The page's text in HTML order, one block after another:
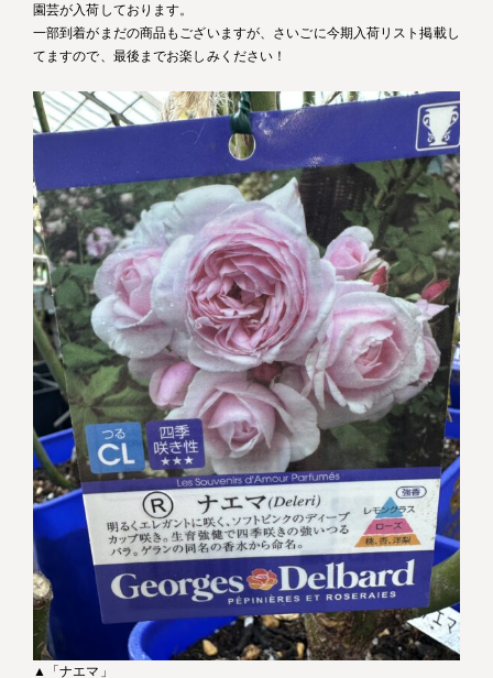
園芸が入荷しております。
一部到着がまだの商品もございますが、さいごに今期入荷リスト掲載し
てますので、最後までお楽しみください！
▲「ナエマ」